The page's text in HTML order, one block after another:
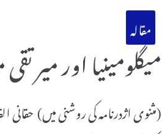
مقالہ
میگلومینیا اور میر
(مثنوی اژدرنامہ کی روشنی میں) حقانی